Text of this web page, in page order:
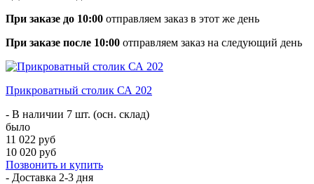
При заказе до 10:00 отправляем заказ в этот же день
При заказе после 10:00 отправляем заказ на следующий день
Прикроватный столик СА 202
- В наличии 7 шт. (осн. склад)
было
11 022 руб
10 020 руб
Позвонить и купить
- Доставка 2-3 дня